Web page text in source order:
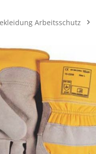
Arbeitsschutz